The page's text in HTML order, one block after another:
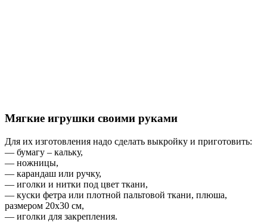
Мягкие игрушки своими руками
Для их изготовления надо сделать выкройку и приготовить:
— бумагу – кальку,
— ножницы,
— карандаш или ручку,
— иголки и нитки под цвет ткани,
— куски фетра или плотной пальтовой ткани, плюша,
размером 20х30 см,
— иголки для закрепления.